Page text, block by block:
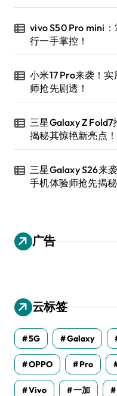
vivo S50 Pro mini
行一手掌控！
小米17 Pro来袭！
师抢先剧透！
三星Galaxy Z
揭秘其惊艳新亮点！
三星Galaxy S26来
手机体验师抢先揭秘
广告
云标签
5G Galaxy
OPPO Pro
Vivo 一加